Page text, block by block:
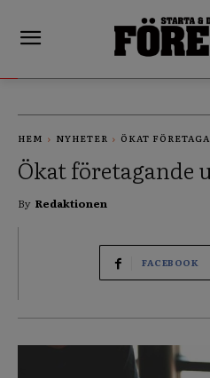
HEM NYHETER ÖKAT
Ökat företagande
By Redaktionen
FACEBOOK